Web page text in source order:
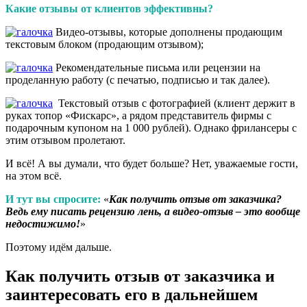
Какие отзывы от клиентов эффективны?
Видео-отзывы, которые дополнены продающим
текстовым блоком (продающим отзывом);
Рекомендательные письма или рецензии на
проделанную работу (с печатью, подписью и так далее).
Текстовый отзыв с фотографией (клиент держит в
руках топор «Фискарс», а рядом представитель фирмы с
подарочным купоном на 1 000 рублей). Однако фрилансеры с
этим отзывом пролетают.
И всё! А вы думали, что будет больше? Нет, уважаемые гости,
на этом всё.
И тут вы спросите: «Как получить отзыв от заказчика?
Ведь ему писать рецензию лень, а видео-отзыв – это вообще
недостижимо!»
Поэтому идём дальше.
Как получить отзыв от заказчика и
заинтересовать его в дальнейшем